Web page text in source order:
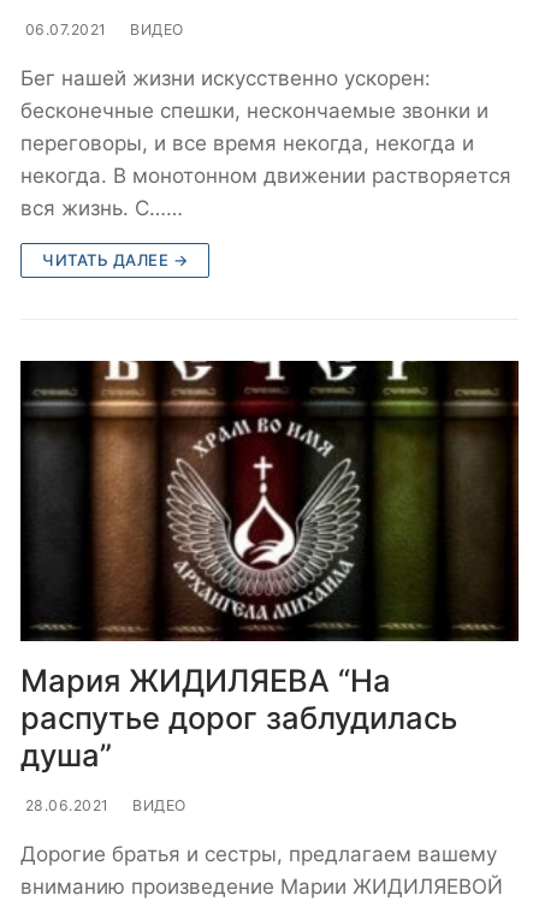
06.07.2021 ВИДЕО
Бег нашей жизни искусственно ускорен:
бесконечные спешки, нескончаемые звонки и
переговоры, и все время некогда, некогда и
некогда. В монотонном движении растворяется
вся жизнь. С……
ЧИТАТЬ ДАЛЕЕ →
Мария ЖИДИЛЯЕВА “На
распутье дорог заблудилась
душа”
28.06.2021 ВИДЕО
Дорогие братья и сестры, предлагаем вашему
вниманию произведение Марии ЖИДИЛЯЕВОЙ